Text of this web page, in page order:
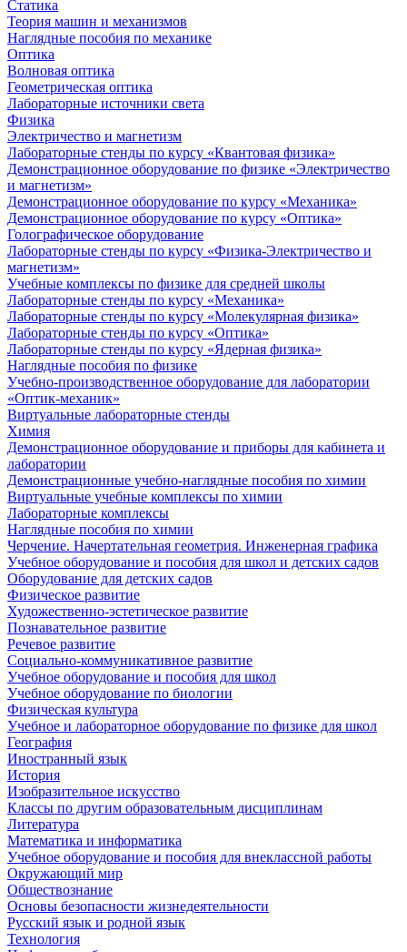
Статика
Теория машин и механизмов
Наглядные пособия по механике
Оптика
Волновая оптика
Геометрическая оптика
Лабораторные источники света
Физика
Электричество и магнетизм
Лабораторные стенды по курсу «Квантовая физика»
Демонстрационное оборудование по физике «Электричество
и магнетизм»
Демонстрационное оборудование по курсу «Механика»
Демонстрационное оборудование по курсу «Оптика»
Голографическое оборудование
Лабораторные стенды по курсу «Физика-Электричество и
магнетизм»
Учебные комплексы по физике для средней школы
Лабораторные стенды по курсу «Механика»
Лабораторные стенды по курсу «Молекулярная физика»
Лабораторные стенды по курсу «Оптика»
Лабораторные стенды по курсу «Ядерная физика»
Наглядные пособия по физике
Учебно-производственное оборудование для лаборатории
«Оптик-механик»
Виртуальные лабораторные стенды
Химия
Демонстрационное оборудование и приборы для кабинета и
лаборатории
Демонстрационные учебно-наглядные пособия по химии
Виртуальные учебные комплексы по химии
Лабораторные комплексы
Наглядные пособия по химии
Черчение. Начертательная геометрия. Инженерная графика
Учебное оборудование и пособия для школ и детских садов
Оборудование для детских садов
Физическое развитие
Художественно-эстетическое развитие
Познавательное развитие
Речевое развитие
Социально-коммуникативное развитие
Учебное оборудование и пособия для школ
Учебное оборудование по биологии
Физическая культура
Учебное и лабораторное оборудование по физике для школ
География
Иностранный язык
История
Изобразительное искусство
Классы по другим образовательным дисциплинам
Литература
Математика и информатика
Учебное оборудование и пособия для внеклассной работы
Окружающий мир
Обществознание
Основы безопасности жизнедеятельности
Русский язык и родной язык
Технология